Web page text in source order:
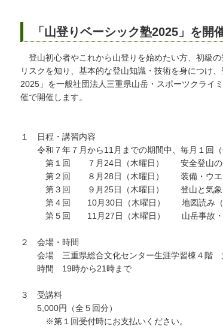
「山登りベーシック塾2025」を開
登山初心者やこれから山登りを始めたい方、初級
リスクを知り、基本的な登山知識・技術を身につけ
2025」を一般社団法人三重県山岳・スポーツクライ
催で開催します。
１ 日程・講習内容
令和７年７月から11月までの期間中、毎月１回（
第１回 ７月24日（木曜日） 安全登山の基
第２回 ８月28日（木曜日） 装備・ウエア
第３回 ９月25日（木曜日） 登山と気象
第４回 10月30日（木曜日） 地図読み（読
第５回 11月27日（木曜日） 山岳事故・救助
２ 会場・時間
会場 三重県総合文化センター生涯学習棟４階
時間 19時から21時まで
３ 受講料
5,000円（全５回分）
※第１回受付時にお支払いください。